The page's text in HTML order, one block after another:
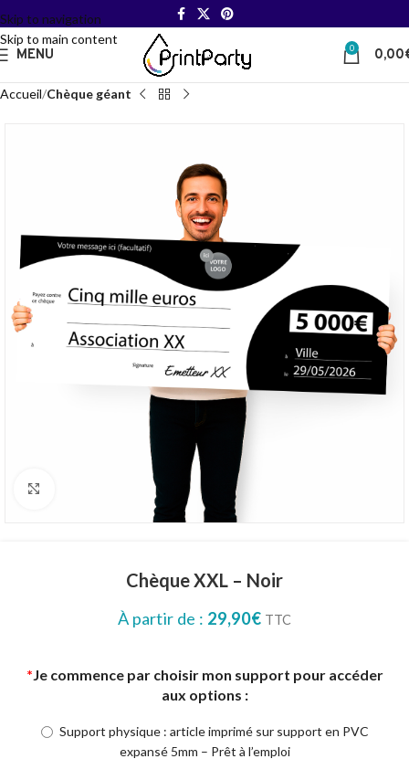
Skip to navigation
Skip to main content
MENU 0 0,00
Accueil Chèque géant
Chèque XXL – Noir
À partir de : 29,90€ TTC
*Je commence par choisir mon support pour accéder
aux options :
Support physique : article imprimé sur support en PVC
expansé 5mm – Prêt à l’emploi